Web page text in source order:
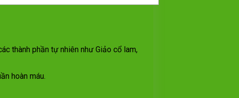
thành phần tự nhiên như Giảo cổ lam,
hoàn máu.